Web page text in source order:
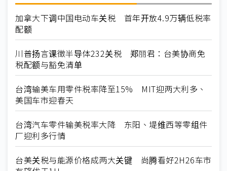
加拿大下调中国电动车关税 首年开放4.9万辆低税率
配额
川普扬言课徵半导体232关税 郑丽君：台美协商免
税配额与豁免清单
台湾输美车用零件税率降至15% MIT迎两大利多、
美国车市迎春天
台湾汽车零件输美税率大降 东阳、堤维西等零组件
厂迎利多行情
台美关税与能源价格成两大关键 尚腾看好2H26车市